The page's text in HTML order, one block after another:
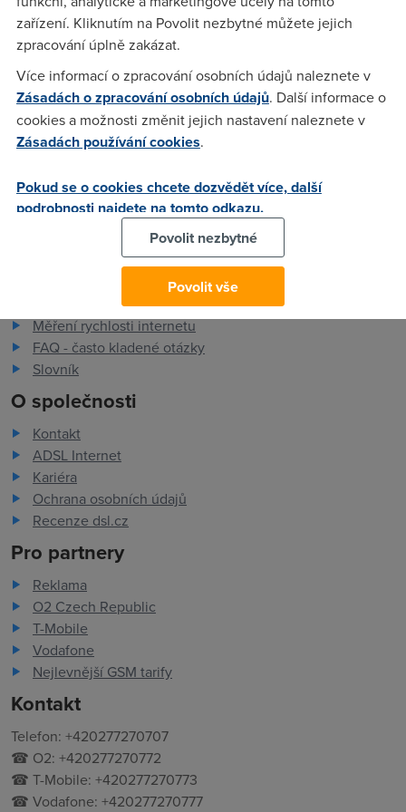
(4.2.2006 18:19:49)
No, tak to jsme na tom stejně. Já jsem z Olomouce,
požadavek 02.02. a taky se do teď nic nestalo :-( Je to hnus
zejména po tom co pár jedincu v jiném tématu psalo, že jim
to navýšili po hodině od zadání požadavku.
Pro zákazníky
Dostupnost internetu
Měření rychlosti internetu
FAQ - často kladené otázky
Slovník
O společnosti
Kontakt
ADSL Internet
Kariéra
Ochrana osobních údajů
Recenze dsl.cz
Pro partnery
Reklama
O2 Czech Republic
T-Mobile
Vodafone
Nejlevnější GSM tarify
Kontakt
Telefon: +420277270707
☎ O2: +420277270772
☎ T-Mobile: +420277270773
☎ Vodafone: +420277270777
zařízení. Kliknutím na Povolit nezbytné můžete jejich
zpracování úplně zakázat.
Více informací o zpracování osobních údajů naleznete v
Zásadách o zpracování osobních údajů. Další informace o
cookies a možnosti změnit jejich nastavení naleznete v
Zásadách používání cookies.
Pokud se o cookies chcete dozvědět více, další
podrobnosti najdete na tomto odkazu.
Povolit nezbytné
Povolit vše